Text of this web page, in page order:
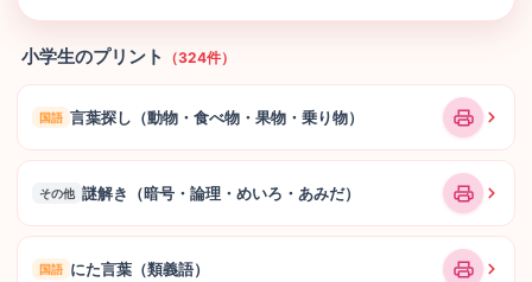
小学生のプリント （324件）
国語 言葉探し（動物・食べ物・果物・乗り物）
その他 謎解き（暗号・論理・めいろ・あみだ）
国語 にた言葉（類義語）